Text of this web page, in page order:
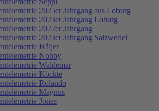
2025er Jahrgang aus Loburg
2023er Jahrgang Loburg
2022er Jahrgang
2023er Jahrgang Salzwedel
Håljer
Nobby
Waldemar
Köckte
Rolando
Magnus
Jonas